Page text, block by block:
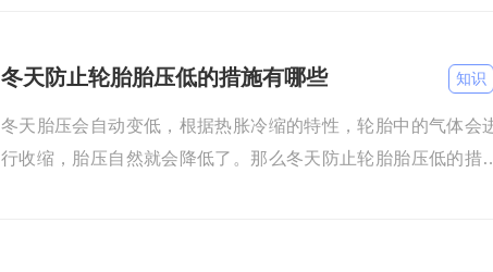
冬天防止轮胎胎压低的措施有哪些 知识
冬天胎压会自动变低，根据热胀冷缩的特性，轮胎中的气体会
行收缩，胎压自然就会降低了。那么冬天防止轮胎胎压低的措